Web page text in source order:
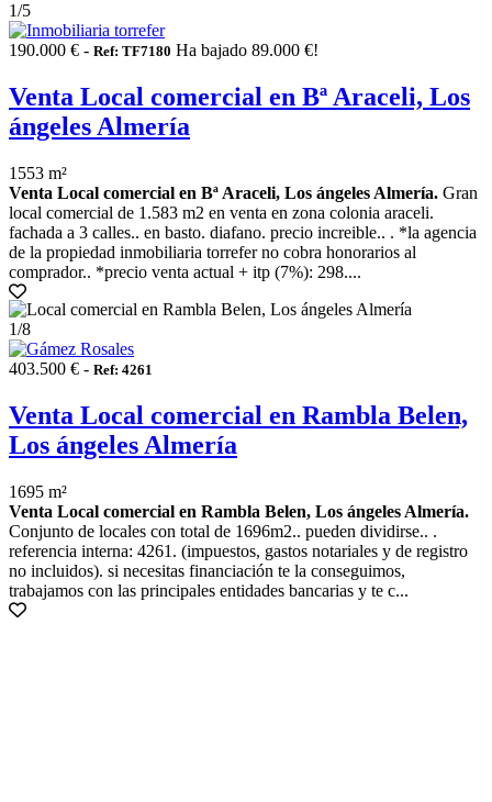
1/5
190.000 € - Ref: TF7180 Ha bajado 89.000 €!
Venta Local comercial en Bª Araceli, Los
ángeles Almería
1553 m²
Venta Local comercial en Bª Araceli, Los ángeles Almería. Gran
local comercial de 1.583 m2 en venta en zona colonia araceli.
fachada a 3 calles.. en basto. diafano. precio increible.. . *la agencia
de la propiedad inmobiliaria torrefer no cobra honorarios al
comprador.. *precio venta actual + itp (7%): 298....
1/8
403.500 € - Ref: 4261
Venta Local comercial en Rambla Belen,
Los ángeles Almería
1695 m²
Venta Local comercial en Rambla Belen, Los ángeles Almería.
Conjunto de locales con total de 1696m2.. pueden dividirse.. .
referencia interna: 4261. (impuestos, gastos notariales y de registro
no incluidos). si necesitas financiación te la conseguimos,
trabajamos con las principales entidades bancarias y te c...